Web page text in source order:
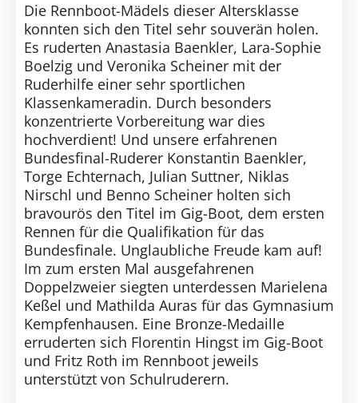
Die Rennboot-Mädels dieser Altersklasse
konnten sich den Titel sehr souverän holen.
Es ruderten Anastasia Baenkler, Lara-Sophie
Boelzig und Veronika Scheiner mit der
Ruderhilfe einer sehr sportlichen
Klassenkameradin. Durch besonders
konzentrierte Vorbereitung war dies
hochverdient! Und unsere erfahrenen
Bundesfinal-Ruderer Konstantin Baenkler,
Torge Echternach, Julian Suttner, Niklas
Nirschl und Benno Scheiner holten sich
bravourös den Titel im Gig-Boot, dem ersten
Rennen für die Qualifikation für das
Bundesfinale. Unglaubliche Freude kam auf!
Im zum ersten Mal ausgefahrenen
Doppelzweier siegten unterdessen Marielena
Keßel und Mathilda Auras für das Gymnasium
Kempfenhausen. Eine Bronze-Medaille
erruderten sich Florentin Hingst im Gig-Boot
und Fritz Roth im Rennboot jeweils
unterstützt von Schulruderern.